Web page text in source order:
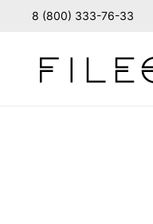
8 (800) 333-76-33